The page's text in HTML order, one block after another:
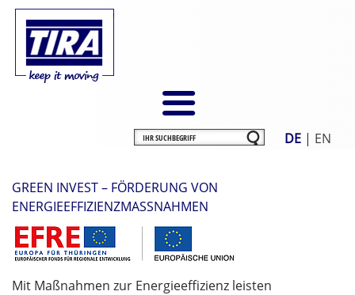
DE | EN
GREEN INVEST – FÖRDERUNG VON
ENERGIEEFFIZIENZMASSNAHMEN
Mit Maßnahmen zur Energieeffizienz leisten